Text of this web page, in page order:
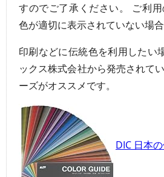
すのでご了承ください。 ご利用
色が適切に表示されていない場合
印刷などに伝統色を利用したい
ックス株式会社から発売されて
ーズがオススメです。
DIC 日本